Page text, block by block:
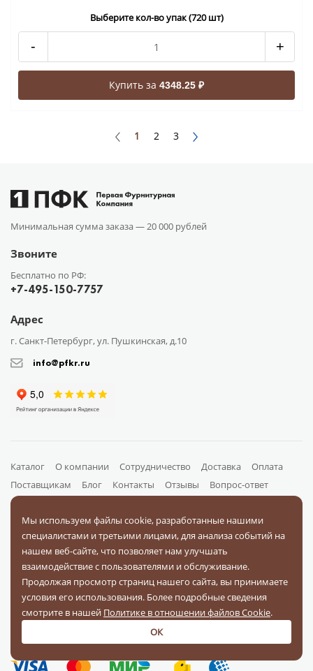
Выберите кол-во упак (720 шт)
- +
Купить за 4348.25 ₽
1 2 3
Минимальная сумма заказа —20 000 рублей
Звоните
Бесплатно по РФ:
+7-495-150-7757
Адрес
г. Санкт-Петербург, ул. Пушкинская, д.10
info@pfkr.ru
Каталог О компании Сотрудничество Доставка
Оплата
Поставщикам
Блог Контакты Отзывы
Вопрос-ответ
Документы
На связи в соц. сетях
Мы используем файлы cookie, разработанные нашими
специалистами и третьими лицами, для анализа событий на
нашем веб-сайте, что позволяет нам улучшать
взаимодействие с пользователями и обслуживание.
Продолжая просмотр страниц нашего сайта, вы принимаете
условия его использования. Более подробные сведения
смотрите в нашей Политике в отношении файлов Cookie.
ОК